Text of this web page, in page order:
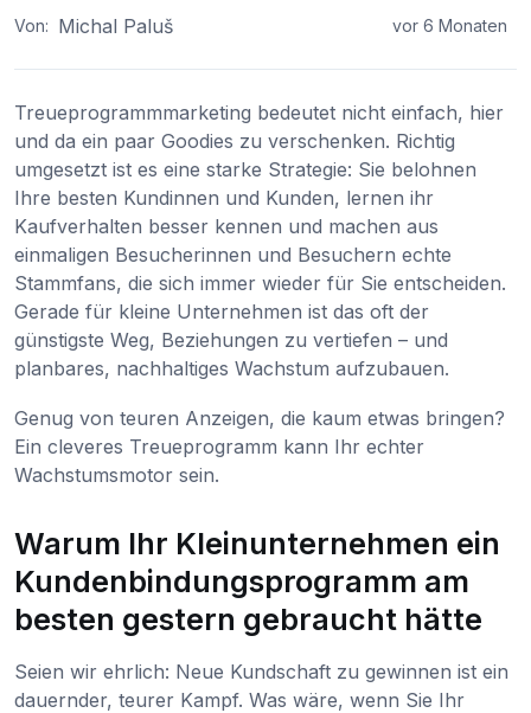
Von: Michal Paluš vor 6 Monaten
Treueprogrammmarketing bedeutet nicht einfach, hier
und da ein paar Goodies zu verschenken. Richtig
umgesetzt ist es eine starke Strategie: Sie belohnen
Ihre besten Kundinnen und Kunden, lernen ihr
Kaufverhalten besser kennen und machen aus
einmaligen Besucherinnen und Besuchern echte
Stammfans, die sich immer wieder für Sie entscheiden.
Gerade für kleine Unternehmen ist das oft der
günstigste Weg, Beziehungen zu vertiefen – und
planbares, nachhaltiges Wachstum aufzubauen.
Genug von teuren Anzeigen, die kaum etwas bringen?
Ein cleveres Treueprogramm kann Ihr echter
Wachstumsmotor sein.
Warum Ihr Kleinunternehmen ein
Kundenbindungsprogramm am
besten gestern gebraucht hätte
Seien wir ehrlich: Neue Kundschaft zu gewinnen ist ein
dauernder, teurer Kampf. Was wäre, wenn Sie Ihr